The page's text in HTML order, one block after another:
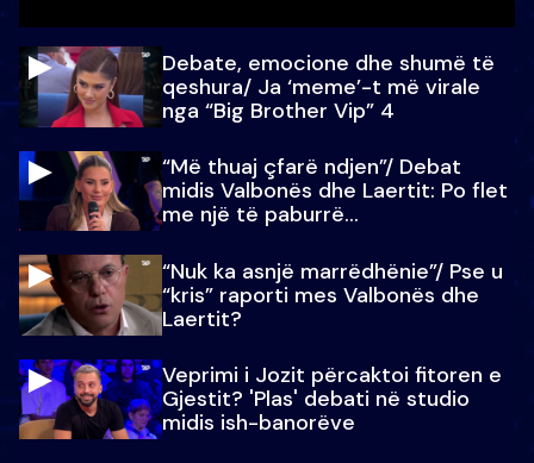
Debate, emocione dhe shumë të
qeshura/ Ja ‘meme’-t më virale
nga “Big Brother Vip” 4
“Më thuaj çfarë ndjen”/ Debat
midis Valbonës dhe Laertit: Po flet
me një të paburrë...
“Nuk ka asnjë marrëdhënie”/ Pse u
“kris” raporti mes Valbonës dhe
Laertit?
Veprimi i Jozit përcaktoi fitoren e
Gjestit? 'Plas' debati në studio
midis ish-banorëve